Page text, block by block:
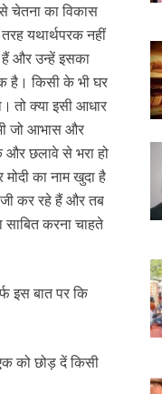
चेतना का विकास
यथार्थपरक नहीं
हैं और उन्हें इसका
है। किसी के भी घर
तो क्या इसी आधार
जो आभास और
छलावे से भरा हो
का नाम खुदा है
जी कर रहे हैं और तब
करना चाहते
इस बात पर कि
को छोड़ दें किसी